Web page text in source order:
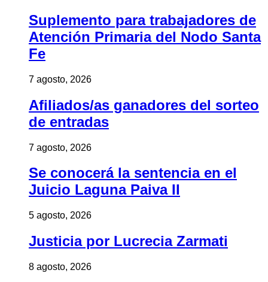
Suplemento para trabajadores de
Atención Primaria del Nodo Santa
Fe
7 agosto, 2026
Afiliados/as ganadores del sorteo
de entradas
7 agosto, 2026
Se conocerá la sentencia en el
Juicio Laguna Paiva II
5 agosto, 2026
Justicia por Lucrecia Zarmati
8 agosto, 2026